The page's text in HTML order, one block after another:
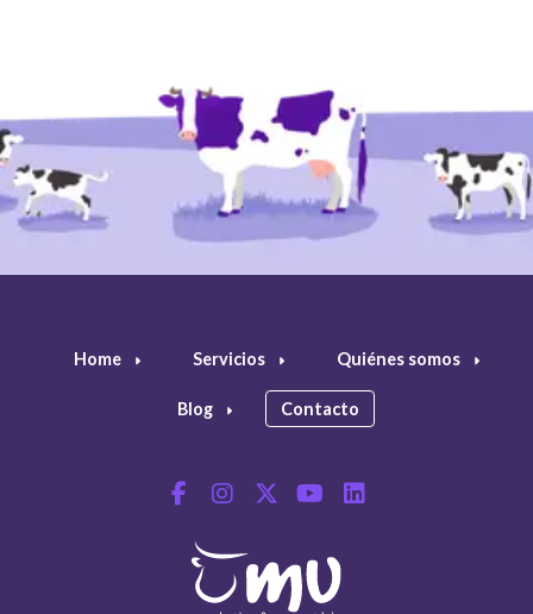
Home Servicios Quiénes somos
Blog Contacto